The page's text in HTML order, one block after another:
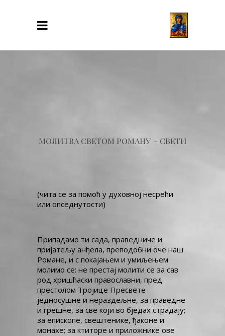
МОЛИТВА СВЕТОМ РОМАНУ – СВЕТИ
НИКОЛАЈ ЖИЧКИ
(чита се за помоћ у духовној несрећи
или опседнутости)
Припадамо ти сада, праведниче и
пријатељу анђела, преподобни оче наш
Романе, и с покајањем и умиљењем
молимо се: не престај молити се за сав
род хришћаски православни, пред
престолом Тројице Пресвете
једносушне и нераздељне, за праведне
и грешне, за све који во бједах страдају;
за епископе, свештенике, ђаконе и
монахе; за ктиторе и приложнике ове